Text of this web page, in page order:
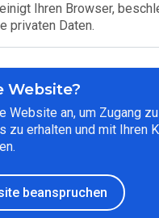
Ihren Browser,
privaten Daten.
Website?
Website an, um Zugang
zu erhalten und mit Ihren
beanspruchen